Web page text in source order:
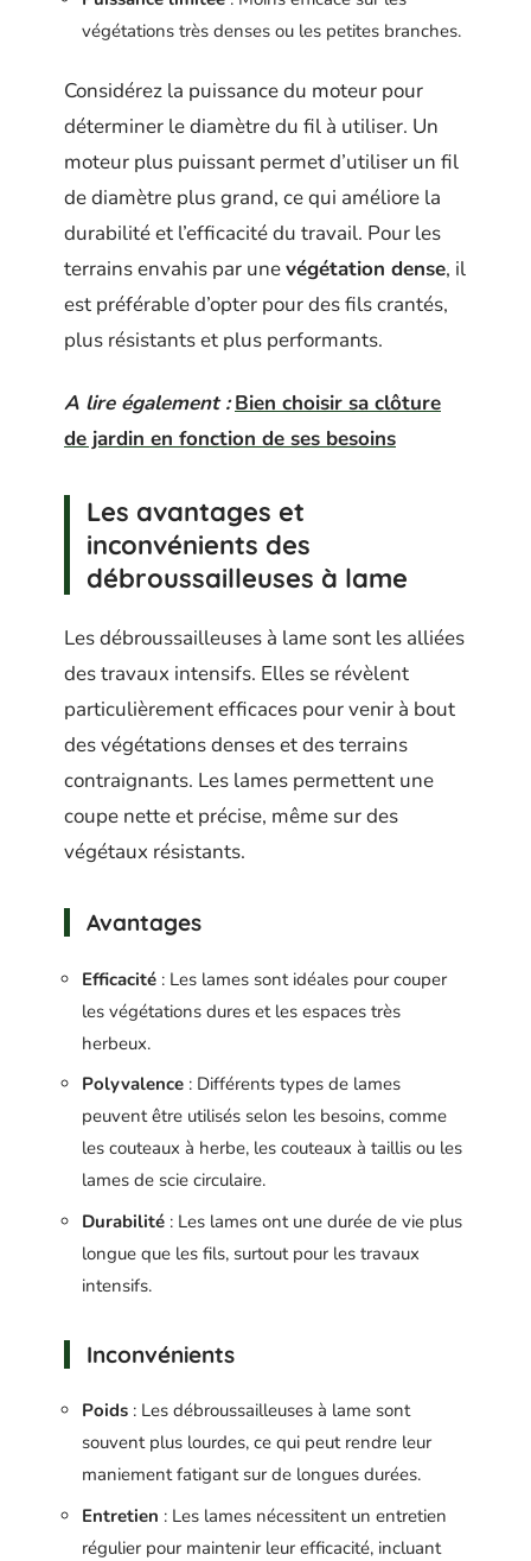
végétations très denses ou les petites branches.
Considérez la puissance du moteur pour
déterminer le diamètre du fil à utiliser. Un
moteur plus puissant permet d’utiliser un fil
de diamètre plus grand, ce qui améliore la
durabilité et l’efficacité du travail. Pour les
terrains envahis par unevégétation dense, il
est préférable d’opter pour des fils crantés,
plus résistants et plus performants.
A lire également : Bien choisir sa clôture
de jardin en fonction de ses besoins
Les avantages et
inconvénients des
débroussailleuses à lame
Les débroussailleuses à lame sont les alliées
des travaux intensifs. Elles se révèlent
particulièrement efficaces pour venir à bout
des végétations denses et des terrains
contraignants. Les lames permettent une
coupe nette et précise, même sur des
végétaux résistants.
Avantages
Efficacité : Les lames sont idéales pour couper
les végétations dures et les espaces très
herbeux.
Polyvalence : Différents types de lames
peuvent être utilisés selon les besoins, comme
les couteaux à herbe, les couteaux à taillis ou les
lames de scie circulaire.
Durabilité : Les lames ont une durée de vie plus
longue que les fils, surtout pour les travaux
intensifs.
Inconvénients
Poids : Les débroussailleuses à lame sont
souvent plus lourdes, ce qui peut rendre leur
maniement fatigant sur de longues durées.
Entretien : Les lames nécessitent un entretien
régulier pour maintenir leur efficacité, incluant